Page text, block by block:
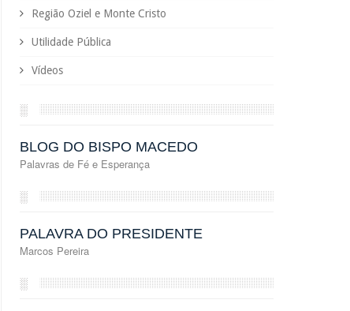
Região Oziel e Monte Cristo
Utilidade Pública
Vídeos
░
BLOG DO BISPO MACEDO
Palavras de Fé e Esperança
░
PALAVRA DO PRESIDENTE
Marcos Pereira
░